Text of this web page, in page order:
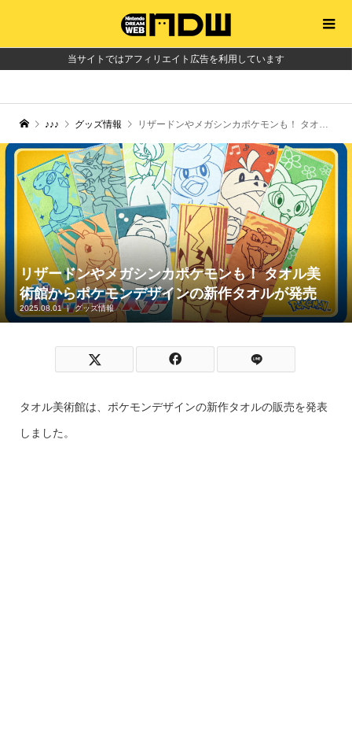
当サイトではアフィリエイト広告を利用しています
♪♪♪ グッズ情報 リザードンやメガシンカポケモンも！ タオル美術館からポケモンデザインの新作タオルが発売
リザードンやメガシンカポケモンも！ タオル美
術館からポケモンデザインの新作タオルが発売
2025.08.01 グッズ情報
タオル美術館は、ポケモンデザインの新作タオルの販売を発表
しました。